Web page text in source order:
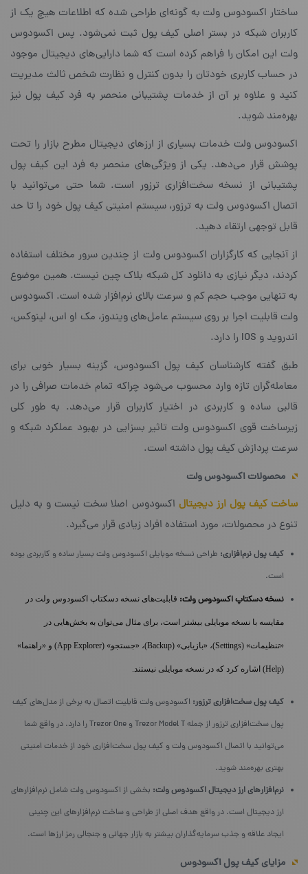
ساختار اکسودوس ولت به گونه‌ای طراحی شده که اطلاعات هیچ یک از
کاربران شبکه در بستر اصلی کیف پول ثبت نمی‌شود. پس اکسودوس
ولت این امکان را فراهم کرده است که شما دارایی‌های دیجیتال موجود
در حساب کاربری خودتان را بدون کنترل و نظارت شخص ثالث مدیریت
کنید و علاوه بر آن از خدمات پشتیبانی منحصر به فرد کیف پول نیز
بهره‌مند شوید.
اکسودوس ولت خدمات بسیاری از ارزهای دیجیتال مطرح بازار را تحت
پوشش قرار می‌دهد. یکی از ویژگی‌های منحصر به فرد این کیف پول
پشتیبانی از نسخه‌ سخت‌افزاری ترزور است. شما حتی می‌توانید با
اتصال اکسودوس ولت به ترزور، سیستم امنیتی کیف پول خود را تا حد
قابل توجهی ارتقاء دهید.
از آنجایی که کارگزاران اکسودوس ولت از چندین سرور مختلف استفاده
کردند، دیگر نیازی به دانلود کل شبکه بلاک چین نیست. همین موضوع
به تنهایی موجب حجم کم و سرعت بالای نرم‌افزار شده است. اکسودوس
ولت قابلیت اجرا بر روی سیستم‌ عامل‌های ویندوز، مک او اس، لینوکس،
اندروید و IOS را دارد.
طبق گفته‌ کارشناسان کیف پول اکسودوس، گزینه‌ بسیار خوبی برای
معامله‌گران تازه وارد محسوب می‌شود چراکه تمام خدمات صرافی را در
قالبی ساده و کاربردی در اختیار کاربران قرار می‌دهد. به طور کلی
زیرساخت قوی اکسودوس ولت تاثیر بسزایی در بهبود عملکرد شبکه و
سرعت پردازش کیف پول داشته است.
محصولات اکسودوس ولت
ساخت کیف پول ارز دیجیتال اکسودوس اصلا سخت نیست و به دلیل
تنوع در محصولات، مورد استفاده افراد زیادی قرار می‌گیرد.
کیف پول نرم‌افزاری: طراحی نسخه‌ موبایلی اکسودوس ولت بسیار ساده و کاربردی بوده
است.
نسخه دسکتاپ اکسودوس ولت: قابلیت‌های نسخه دسکتاپ اکسودوس ولت در
مقایسه با نسخه موبایلی بیشتر است، برای مثال می‌توان به بخش‌هایی در
«تنظیمات» (Settings)، «بازیابی» (Backup)، «جستجو» (App Explorer) و «راهنما»
(Help) اشاره کرد که در نسخه‌ موبایلی نیستند.
کیف پول سخت‌افزاری ترزور: اکسودوس ولت قابلیت اتصال به برخی از مدل‌های کیف
پول‌ سخت‌افزاری ترزور از جمله Trezor Model T و Trezor One را دارد. در واقع شما
می‌توانید با اتصال اکسودوس ولت و کیف پول سخت‌افزاری خود از خدمات امنیتی
بهتری بهره‌مند شوید.
نرم‌افزارهای ارز دیجیتال اکسودوس ولت: بخشی از اکسودوس ولت شامل نرم‌افزارهای
ارز دیجیتال است. در واقع هدف اصلی از طراحی و ساخت نرم‌افزارهای این چنینی
ایجاد علاقه و جذب سرمایه‌گذاران بیشتر به بازار جهانی و جنجالی رمز ارزها است.
مزایای کیف پول اکسودوس